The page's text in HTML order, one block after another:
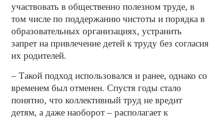
участвовать в общественно полезном труде, в
том числе по поддержанию чистоты и порядка в
образовательных организациях, устранить
запрет на привлечение детей к труду без согласия
их родителей.
– Такой подход использовался и ранее, однако со
временем был отменен. Спустя годы стало
понятно, что коллективный труд не вредит
детям, а даже наоборот – располагает к